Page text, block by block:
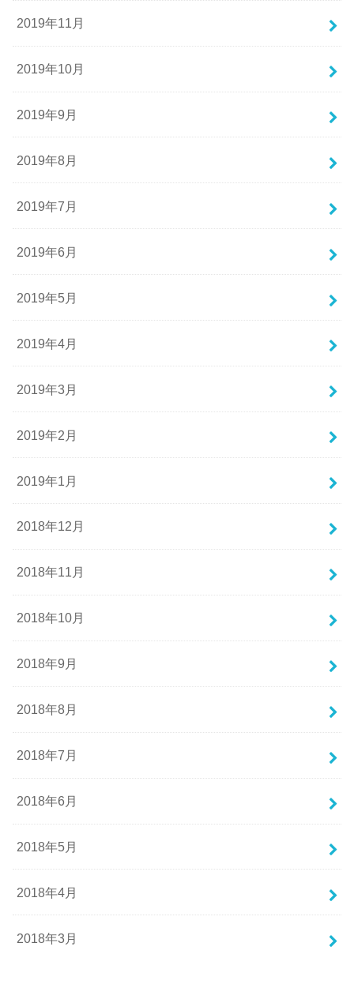
2019年11月
2019年10月
2019年9月
2019年8月
2019年7月
2019年6月
2019年5月
2019年4月
2019年3月
2019年2月
2019年1月
2018年12月
2018年11月
2018年10月
2018年9月
2018年8月
2018年7月
2018年6月
2018年5月
2018年4月
2018年3月